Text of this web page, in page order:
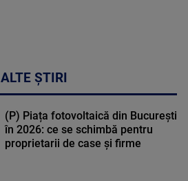
ALTE ȘTIRI
(P) Piața fotovoltaică din București
în 2026: ce se schimbă pentru
proprietarii de case și firme